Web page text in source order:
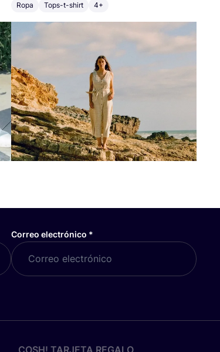
Ropa Tops-t-shirt 4+
Correo electrónico *
COSH! TARJETA REGALO